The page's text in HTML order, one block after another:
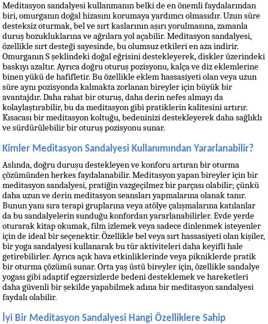
Meditasyon sandalyesi kullanmanın belki de en önemli faydalarından
biri, omurganın doğal hizasını korumaya yardımcı olmasıdır. Uzun süre
desteksiz oturmak, bel ve sırt kaslarının aşırı yorulmasına, zamanla
duruş bozukluklarına ve ağrılara yol açabilir. Meditasyon sandalyesi,
özellikle sırt desteği sayesinde, bu olumsuz etkileri en aza indirir.
Omurganın S şeklindeki doğal eğrisini destekleyerek, diskler üzerindeki
baskıyı azaltır. Ayrıca doğru oturuş pozisyonu, kalça ve diz eklemlerine
binen yükü de hafifletir. Bu özellikle eklem hassasiyeti olan veya uzun
süre aynı pozisyonda kalmakta zorlanan bireyler için büyük bir
avantajdır. Daha rahat bir oturuş, daha derin nefes almayı da
kolaylaştırabilir, bu da meditasyon gibi pratiklerin kalitesini artırır.
Kısacası bir meditasyon koltuğu, bedeninizi destekleyerek daha sağlıklı
ve sürdürülebilir bir oturuş pozisyonu sunar.
Kimler Meditasyon Sandalyesi Kullanımından Yararlanabilir?
Aslında, doğru duruşu destekleyen ve konforu artıran bir oturma
çözümünden herkes faydalanabilir. Meditasyon yapan bireyler için bir
meditasyon sandalyesi, pratiğin vazgeçilmez bir parçası olabilir; çünkü
daha uzun ve derin meditasyon seansları yapmalarına olanak tanır.
Bunun yanı sıra terapi gruplarına veya atölye çalışmalarına katılanlar
da bu sandalyelerin sunduğu konfordan yararlanabilirler. Evde yerde
oturarak kitap okumak, film izlemek veya sadece dinlenmek isteyenler
için de ideal bir seçenektir. Özellikle bel veya sırt hassasiyeti olan kişiler,
bir yoga sandalyesi kullanarak bu tür aktiviteleri daha keyifli hale
getirebilirler. Ayrıca açık hava etkinliklerinde veya pikniklerde pratik
bir oturma çözümü sunar. Orta yaş üstü bireyler için, özellikle sandalye
yogası gibi adaptif egzersizlerde bedeni desteklemek ve hareketleri
daha güvenli bir şekilde yapabilmek adına bir meditasyon sandalyesi
faydalı olabilir.
İyi Bir Meditasyon Sandalyesi Hangi Özelliklere Sahip